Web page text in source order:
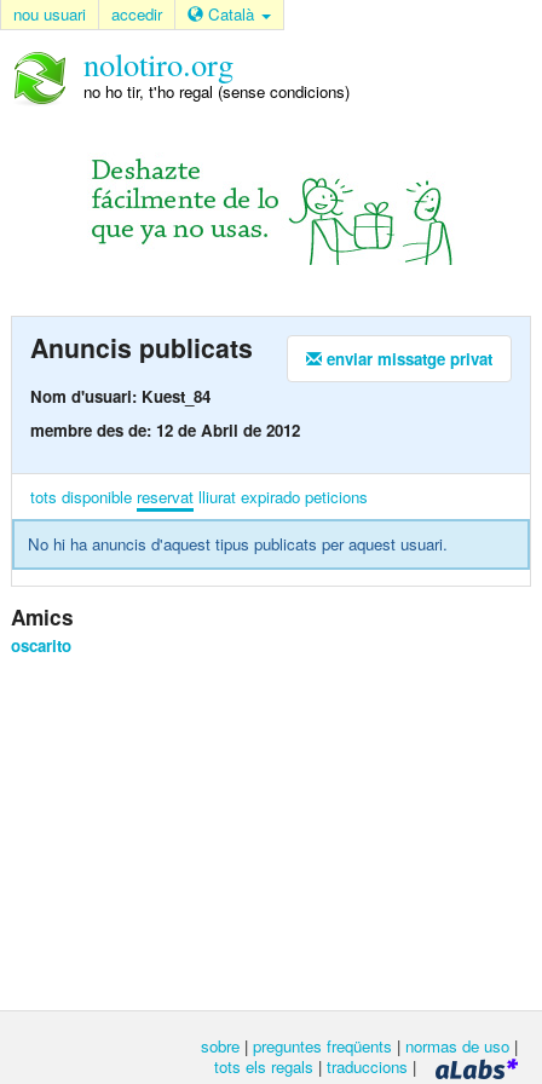
nou usuari accedir Català
nolotiro.org
no ho tir, t'ho regal (sense condicions)
enviar missatge privat
Anuncis publicats
Nom d'usuari: Kuest_84
membre des de: 12 de Abril de 2012
tots disponible reservat lliurat expirado peticions
No hi ha anuncis d'aquest tipus publicats per aquest usuari.
Amics
oscarito
sobre | preguntes freqüents | normas de uso |
tots els regals | traduccions |